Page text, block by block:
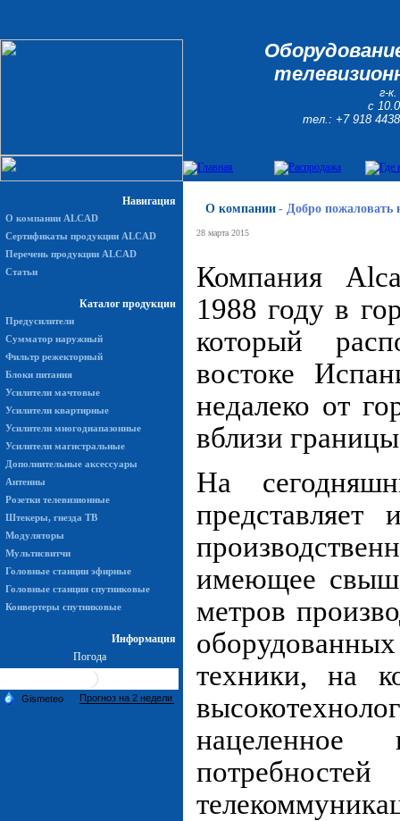
г-
с
тел.: +7 918
Навигация
О компании ALCAD
Сертификаты продукции ALCAD
Перечень продукции ALCAD
Статьи
Каталог продукции
Предусилители
Сумматор наружный
Фильтр режекторный
Блоки питания
Усилители мачтовые
Усилители квартирные
Усилители многодиапазонные
Усилители магистральные
Дополнительные аксессуары
Антенны
Розетки телевизионные
Штекеры, гнезда ТВ
Модуляторы
Мультисвитчи
Головные станции эфирные
Головные станции спутниковые
Конвертеры спутниковые
Информация
Погода
О компании - Добро пожаловать
28 марта 2015
Компания
1988 году в
который
востоке
недалеко от
вблизи
На
представляет
имеющее
метров
техники, на
нацеленное
потребностей